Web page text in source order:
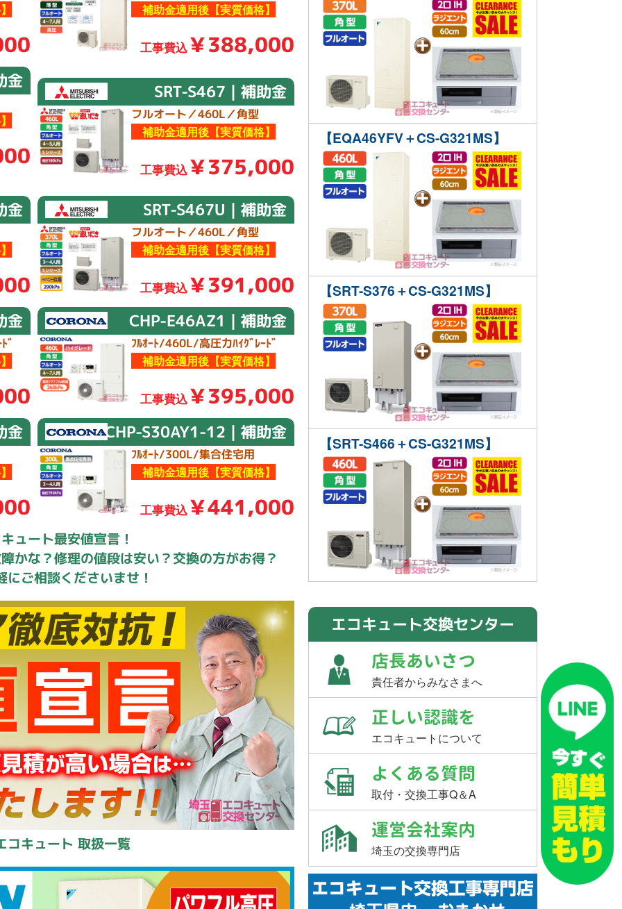
補助金適用後【実質価格】
工事費込￥388,000
金
SRT-S467｜補助金
フルオート／460L／角型
補助金適用後【実質価格】
工事費込￥375,000
金 SRT-S467U｜補助金
フルオート／460L／角型
補助金適用後【実質価格】
工事費込￥391,000
金
ﾞ
CHP-E46AZ1｜補助金
ﾌﾙｵｰﾄ/460L/高圧力ﾊｲｸﾞﾚｰﾄﾞ
補助金適用後【実質価格】
工事費込￥395,000
金 CHP-S30AY1-12｜補助金
ﾌﾙｵｰﾄ/300L/集合住宅用
補助金適用後【実質価格】
工事費込￥441,000
ュート最安値宣言！
かな？修理の値段は安い？交換の方がお得？
にご相談くださいませ！
コキュート 取扱一覧
【EQA46YFV＋CS-G321MS】
【SRT-S376＋CS-G321MS】
【SRT-S466＋CS-G321MS】
エコキュート交換センター
店長あいさつ
責任者からみなさまへ
正しい認識を
エコキュートについて
よくある質問
取付・交換工事Q＆A
運営会社案内
埼玉の交換専門店